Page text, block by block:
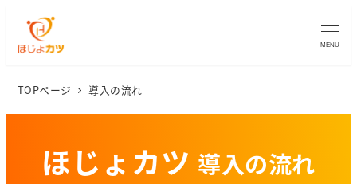
MENU
TOPページ 導入の流れ
ほじょカツ 導入の流れ